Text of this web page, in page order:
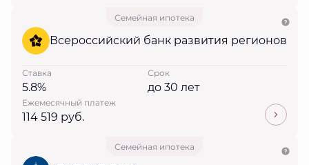
Семейная ипотека
Всероссийский банк развития регионов
Ставка
5.8%
Срок
до 30 лет
Ежемесячный платеж
114 519 руб.
Семейная ипотека